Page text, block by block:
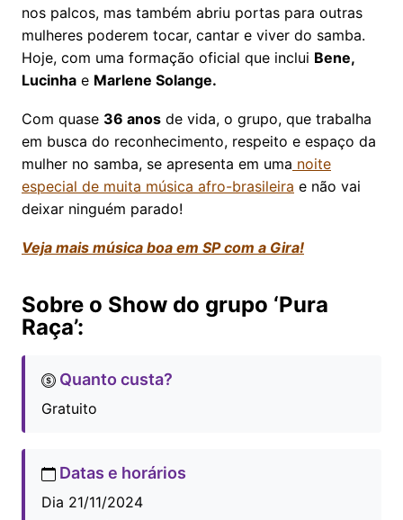
nos palcos, mas também abriu portas para outras
mulheres poderem tocar, cantar e viver do samba.
Hoje, com uma formação oficial que inclui Bene,
Lucinha e Marlene Solange.
Com quase 36 anos de vida, o grupo, que trabalha
em busca do reconhecimento, respeito e espaço da
mulher no samba, se apresenta em uma noite
especial de muita música afro-brasileira e não vai
deixar ninguém parado!
Veja mais música boa em SP com a Gira!
Sobre o Show do grupo ‘Pura
Raça’:
Quanto custa?
Gratuito
Datas e horários
Dia 21/11/2024